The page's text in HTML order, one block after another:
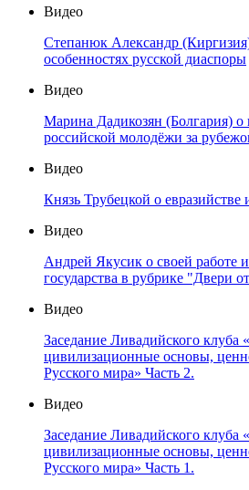
Видео
Степанюк Александр
особенностях русской диаспоры
Видео
Марина Дадикозян (Болгария) о
российской молодёжи за
Видео
Князь Трубецкой о евразийстве
Видео
Андрей Якусик о своей работе
государства в рубрике "Двери
Видео
Заседание Ливадийского клуба
цивилизационные основы,
Русского мира» Часть 2.
Видео
Заседание Ливадийского клуба
цивилизационные основы,
Русского мира» Часть 1.